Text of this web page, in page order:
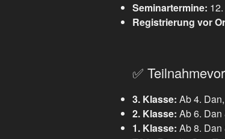
Seminartermine:
Registrierung vor
✅
3. Klasse: Ab 4.
2. Klasse: Ab 6.
1. Klasse: Ab 8.